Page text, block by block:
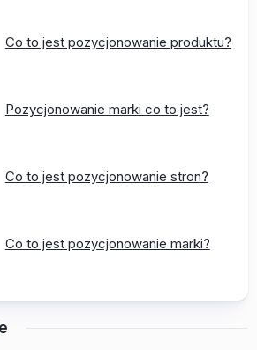
Co to jest pozycjonowanie produktu?
Pozycjonowanie marki co to jest?
Co to jest pozycjonowanie stron?
Co to jest pozycjonowanie marki?